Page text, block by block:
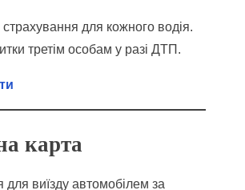
для кожного водія.
третім особам у разі ДТП.
карта
для виїзду автомобілем за